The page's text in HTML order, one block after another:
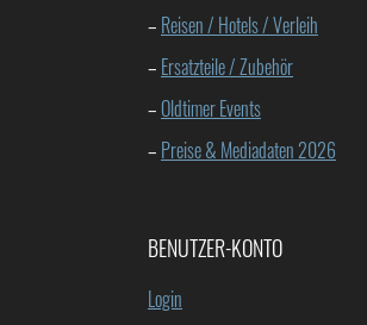
– Reisen / Hotels / Verleih
– Ersatzteile / Zubehör
– Oldtimer Events
– Preise & Mediadaten 2026
BENUTZER-KONTO
Login